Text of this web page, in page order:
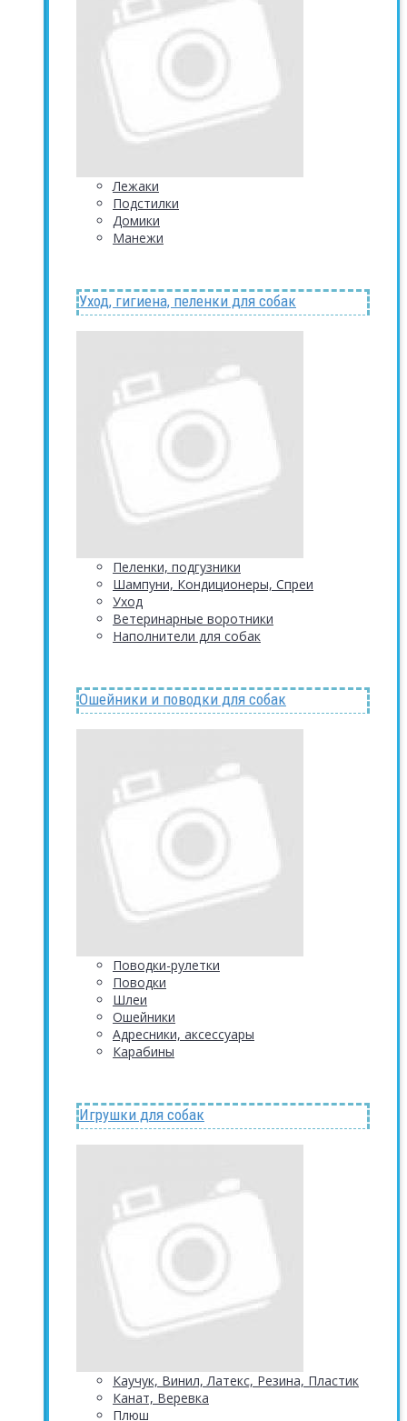
Лежаки
Подстилки
Домики
Манежи
Уход, гигиена, пеленки для собак
Пеленки, подгузники
Шампуни, Кондиционеры, Спреи
Уход
Ветеринарные воротники
Наполнители для собак
Ошейники и поводки для собак
Поводки-рулетки
Поводки
Шлеи
Ошейники
Адресники, аксессуары
Карабины
Игрушки для собак
Каучук, Винил, Латекс, Резина, Пластик
Канат, Веревка
Плюш